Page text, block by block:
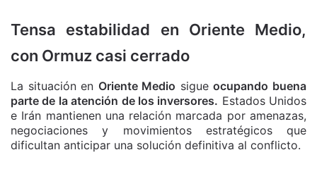
Tensa estabilidad en Oriente Medio,
con Ormuz casi cerrado
La situación en Oriente Medio sigueocupando buena
parte de la atención de los inversores. Estados Unidos
e Irán mantienen una relación marcada por amenazas,
negociaciones y movimientos estratégicos que
dificultan anticipar una solución definitiva al conflicto.